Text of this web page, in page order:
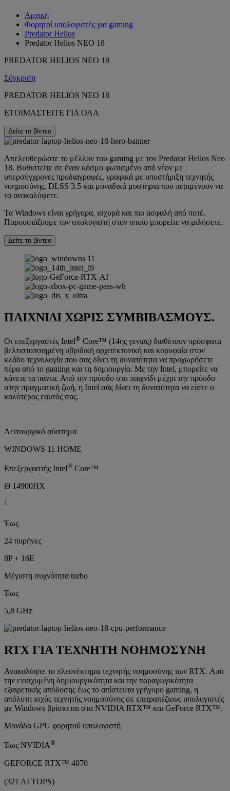
Αρχική
Φορητοί υπολογιστές για gaming
Predator Helios
Predator Helios NEO 18
PREDATOR HELIOS NEO 18
Σύγκριση
PREDATOR HELIOS NEO 18
ΕΤΟΙΜΑΣΤΕΙΤΕ ΓΙΑ ΟΛΑ
Δείτε το βίντεο
Απελευθερώστε το μέλλον του gaming με τον Predator Helios Neo
18. Βυθιστείτε σε έναν κόσμο φωτισμένο από νέον με
υπερσύγχρονες προδιαγραφές, γραφικά με υποστήριξη τεχνητής
νοημοσύνης, DLSS 3.5 και μοναδικά μυστήρια που περιμένουν να
τα ανακαλύψετε.
Τα Windows είναι γρήγορα, ισχυρά και πιο ασφαλή από ποτέ.
Παρουσιάζουμε τον υπολογιστή στον οποίο μπορείτε να μιλήσετε.
Δείτε το βίντεο
ΠΑΙΧΝΙΔΙ ΧΩΡΙΣ ΣΥΜΒΙΒΑΣΜΟΥΣ.
Οι επεξεργαστές Intel® Core™ (14ης γενιάς) διαθέτουν πρόσφατα
βελτιστοποιημένη υβριδική αρχιτεκτονική και κορυφαία στον
κλάδο τεχνολογία που σας δίνει τη δυνατότητα να προχωρήσετε
πέρα από το gaming και τη δημιουργία. Με την Intel, μπορείτε να
κάνετε τα πάντα. Από την πρόοδο στο παιχνίδι μέχρι την πρόοδο
στην πραγματική ζωή, η Intel σάς δίνει τη δυνατότητα να είστε ο
καλύτερος εαυτός σας.
Λειτουργικό σύστημα
WINDOWS 11 HOME
Επεξεργαστής Intel® Core™
i9 14900HX
1
Έως
24 πυρήνες
8P + 16E
Μέγιστη συχνότητα turbo
Έως
5,8 GHz
RTX ΓΙΑ ΤΕΧΝΗΤΗ ΝΟΗΜΟΣΥΝΗ
Ανακαλύψτε το πλεονέκτημα τεχνητής νοημοσύνης των RTX. Από
την ενισχυμένη δημιουργικότητα και την παραγωγικότητα
εξαιρετικής απόδοσης έως το απίστευτα γρήγορο gaming, η
απόλυτη ισχύς τεχνητής νοημοσύνης σε επιτραπέζιους υπολογιστές
με Windows βρίσκεται στα NVIDIA RTX™ και GeForce RTX™.
Μονάδα GPU φορητού υπολογιστή
Έως NVIDIA®
GEFORCE RTX™ 4070
(321 AI TOPS)